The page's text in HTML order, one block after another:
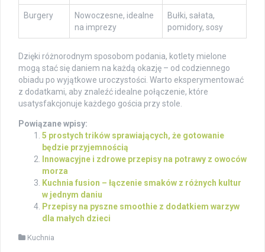
Burgery
Nowoczesne, idealne
na imprezy
Bułki, sałata,
pomidory, sosy
Dzięki różnorodnym sposobom podania, kotlety mielone
mogą stać się daniem na każdą okazję – od codziennego
obiadu po wyjątkowe uroczystości. Warto eksperymentować
z dodatkami, aby znaleźć idealne połączenie, które
usatysfakcjonuje każdego gościa przy stole.
Powiązane wpisy:
5 prostych trików sprawiających, że gotowanie
będzie przyjemnością
Innowacyjne i zdrowe przepisy na potrawy z owoców
morza
Kuchnia fusion – łączenie smaków z różnych kultur
w jednym daniu
Przepisy na pyszne smoothie z dodatkiem warzyw
dla małych dzieci
Kuchnia